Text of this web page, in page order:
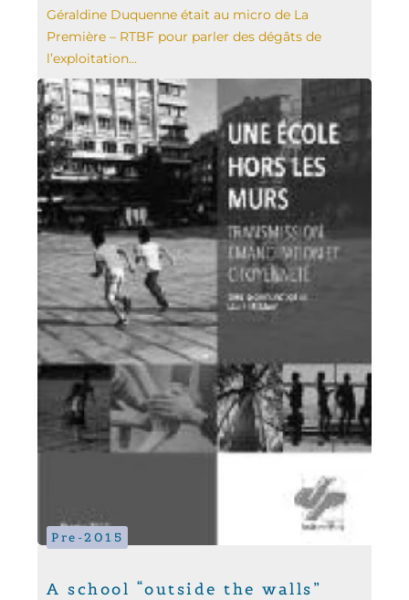
Géraldine Duquenne était au micro de La
Première – RTBF pour parler des dégâts de
l’exploitation...
Pre-2015
A school “outside the walls”